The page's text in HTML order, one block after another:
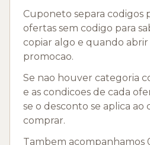
Cuponeto separa codigos
ofertas sem codigo para
copiar algo e quando abrir
promocao.
Se nao houver categoria
e as condicoes de cada
se o desconto se aplica ao
comprar.
Tambem acompanhamos